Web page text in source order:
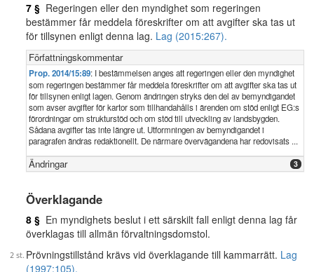
7 § Regeringen eller den myndighet som regeringen
bestämmer får meddela föreskrifter om att avgifter ska tas ut
för tillsynen enligt denna lag. Lag (2015:267).
Författningskommentar
Prop. 2014/15:89: I bestämmelsen anges att regeringen eller den myndighet
som regeringen bestämmer får meddela föreskrifter om att avgifter ska tas ut
för tillsynen enligt lagen. Genom ändringen stryks den del av bemyndigandet
som avser avgifter för kartor som tillhandahålls i ärenden om stöd enligt EG:s
förordningar om strukturstöd och om stöd till utveckling av landsbygden.
Sådana avgifter tas inte längre ut. Utformningen av bemyndigandet i
paragrafen ändras redaktionellt. De närmare övervägandena har redovisats ...
Ändringar 3
Överklagande
8 § En myndighets beslut i ett särskilt fall enligt denna lag får
överklagas till allmän förvaltningsdomstol.
Prövningstillstånd krävs vid överklagande till kammarrätt. Lag
(1997:105).